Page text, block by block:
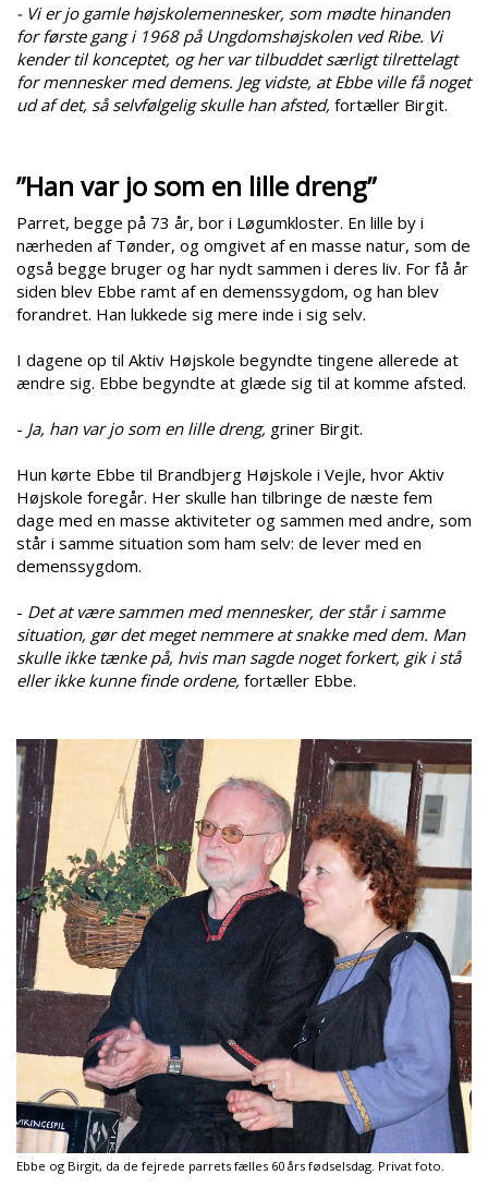
- Vi er jo gamle højskolemennesker, som mødte hinanden
for første gang i 1968 på Ungdomshøjskolen ved Ribe. Vi
kender til konceptet, og her var tilbuddet særligt tilrettelagt
for mennesker med demens. Jeg vidste, at Ebbe ville få noget
ud af det, så selvfølgelig skulle han afsted, fortæller Birgit.
”Han var jo som en lille dreng”
Parret, begge på 73 år, bor i Løgumkloster. En lille by i
nærheden af Tønder, og omgivet af en masse natur, som de
også begge bruger og har nydt sammen i deres liv. For få år
siden blev Ebbe ramt af en demenssygdom, og han blev
forandret. Han lukkede sig mere inde i sig selv.
I dagene op til Aktiv Højskole begyndte tingene allerede at
ændre sig. Ebbe begyndte at glæde sig til at komme afsted.
- Ja, han var jo som en lille dreng, griner Birgit.
Hun kørte Ebbe til Brandbjerg Højskole i Vejle, hvor Aktiv
Højskole foregår. Her skulle han tilbringe de næste fem
dage med en masse aktiviteter og sammen med andre, som
står i samme situation som ham selv: de lever med en
demenssygdom.
- Det at være sammen med mennesker, der står i samme
situation, gør det meget nemmere at snakke med dem. Man
skulle ikke tænke på, hvis man sagde noget forkert, gik i stå
eller ikke kunne finde ordene, fortæller Ebbe.
Ebbe og Birgit, da de fejrede parrets fælles 60 års fødselsdag. Privat foto.